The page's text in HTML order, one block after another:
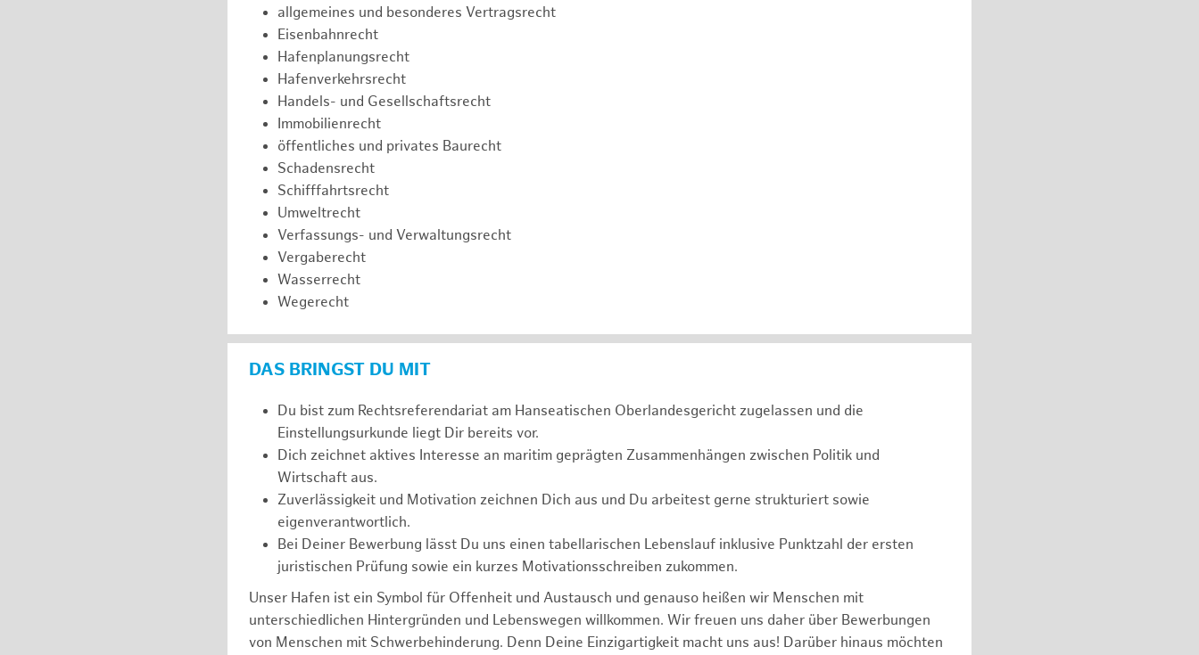
allgemeines und besonderes Vertragsrecht
Eisenbahnrecht
Hafenplanungsrecht
Hafenverkehrsrecht
Handels- und Gesellschaftsrecht
Immobilienrecht
öffentliches und privates Baurecht
Schadensrecht
Schifffahrtsrecht
Umweltrecht
Verfassungs- und Verwaltungsrecht
Vergaberecht
Wasserrecht
Wegerecht
DAS BRINGST DU MIT
Du bist zum Rechtsreferendariat am Hanseatischen Oberlandesgericht zugelassen und die
Einstellungsurkunde liegt Dir bereits vor.
Dich zeichnet aktives Interesse an maritim geprägten Zusammenhängen zwischen Politik und
Wirtschaft aus.
Zuverlässigkeit und Motivation zeichnen Dich aus und Du arbeitest gerne strukturiert sowie
eigenverantwortlich.
Bei Deiner Bewerbung lässt Du uns einen tabellarischen Lebenslauf inklusive Punktzahl der ersten
juristischen Prüfung sowie ein kurzes Motivationsschreiben zukommen.
Unser Hafen ist ein Symbol für Offenheit und Austausch und genauso heißen wir Menschen mit
unterschiedlichen Hintergründen und Lebenswegen willkommen. Wir freuen uns daher über Bewerbungen
von Menschen mit Schwerbehinderung. Denn Deine Einzigartigkeit macht uns aus! Darüber hinaus möchten